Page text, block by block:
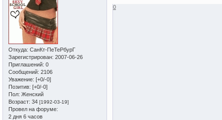
Откуда: СанКт-ПеТеРбурГ
Зарегистрирован: 2007-06-26
Приглашений: 0
Сообщений: 2106
Уважение: [+0/-0]
Позитив: [+0/-0]
Пол: Женский
Возраст: 34 [1992-03-19]
Провел на форуме:
2 дня 6 часов
0